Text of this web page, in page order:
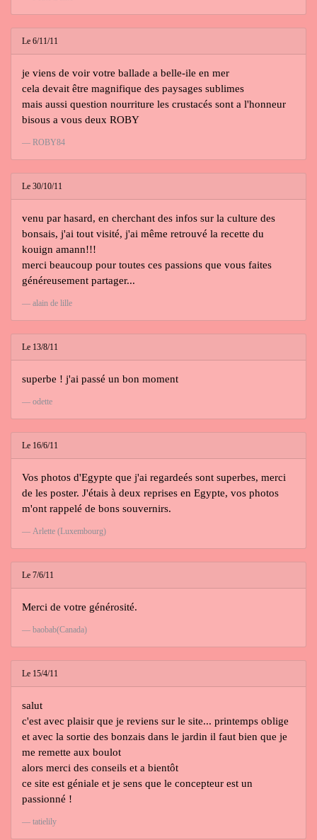
Le 6/11/11
je viens de voir votre ballade a belle-ile en mer
cela devait être magnifique des paysages sublimes
mais aussi question nourriture les crustacés sont a l'honneur
bisous a vous deux ROBY
ROBY84
Le 30/10/11
venu par hasard, en cherchant des infos sur la culture des
bonsais, j'ai tout visité, j'ai même retrouvé la recette du
kouign amann!!!
merci beaucoup pour toutes ces passions que vous faites
généreusement partager...
alain de lille
Le 13/8/11
superbe ! j'ai passé un bon moment
odette
Le 16/6/11
Vos photos d'Egypte que j'ai regardeés sont superbes, merci
de les poster. J'étais à deux reprises en Egypte, vos photos
m'ont rappelé de bons souvernirs.
Arlette (Luxembourg)
Le 7/6/11
Merci de votre générosité.
baobab(Canada)
Le 15/4/11
salut
c'est avec plaisir que je reviens sur le site... printemps oblige
et avec la sortie des bonzais dans le jardin il faut bien que je
me remette aux boulot
alors merci des conseils et a bientôt
ce site est géniale et je sens que le concepteur est un
passionné !
tatielily